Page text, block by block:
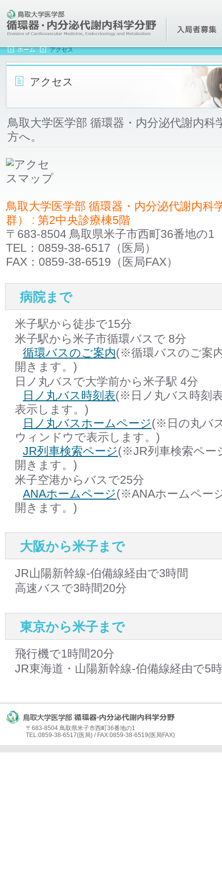
ホーム アクセス
アクセス
鳥取大学医学部 循環器・内分泌代謝内
方へ。
鳥取大学医学部 循環器・内分泌代謝内科
群） : 第2中央診療棟5階
〒683-8504 鳥取県米子市西町36番地の1
TEL：0859-38-6517（医局）
FAX：0859-38-6519（医局FAX）
病院まで
米子駅から徒歩で15分
米子駅から米子市循環バスで 8分
循環バスのご案内(※循環バスのご案
開きます。)
日ノ丸バスで大学前から米子駅 4分
日ノ丸バス時刻表(※日ノ丸バス時刻
表示します。)
日ノ丸バスホームページ(※日の丸バ
ウィンドウで表示します。)
JR列車検索ページ(※JR列車検索ペー
開きます。)
米子空港からバスで25分
ANAホームページ(※ANAホームペー
開きます。)
大阪から米子まで
JR山陽新幹線-伯備線経由で3時間
高速バスで3時間20分
東京から米子まで
飛行機で1時間20分
JR東海道・山陽新幹線-伯備線経由で5
〒683-8504 鳥取県米子市西町36番地の1
TEL:0859-38-6517(医局) / FAX:0859-38-6519(医局FAX)